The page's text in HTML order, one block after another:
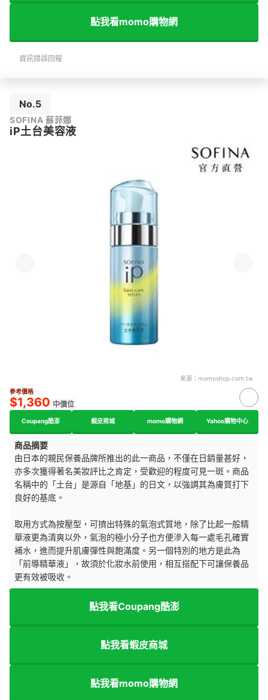
點我看momo購物網
資訊錯誤回報
No.5
SOFINA 蘇菲娜
iP土台美容液
來源： momoshop.com.tw
參考價格
$1,360 中價位
Coupang酷澎 蝦皮商城 momo購物網 Yahoo購物中心
商品摘要
由日本的親民保養品牌所推出的此一商品，不僅在日銷量甚好，
亦多次獲得著名美妝評比之肯定，受歡迎的程度可見一斑。商品
名稱中的「土台」是源自「地基」的日文，以強調其為膚質打下
良好的基底。
取用方式為按壓型，可擠出特殊的氣泡式質地，除了比起一般精
華液更為清爽以外，氣泡的極小分子也方便滲入每一處毛孔確實
補水，進而提升肌膚彈性與飽滿度。另一個特別的地方是此為
「前導精華液」，故須於化妝水前使用，相互搭配下可讓保養品
更有效被吸收。
點我看Coupang酷澎
點我看蝦皮商城
點我看momo購物網